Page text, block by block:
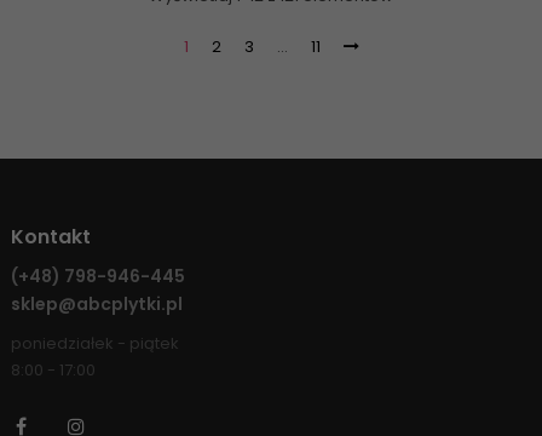
1 2 3 … 11
Kontakt
(+48) 798-946-445
sklep@abcplytki.pl
poniedziałek - piątek
8:00 - 17:00
Facebook